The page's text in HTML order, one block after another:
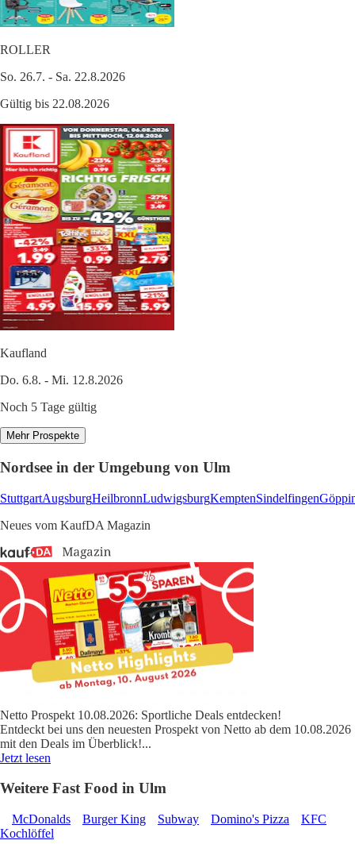
ROLLER
So. 26.7. - Sa. 22.8.2026
Gültig bis 22.08.2026
Kaufland
Do. 6.8. - Mi. 12.8.2026
Noch 5 Tage gültig
Mehr Prospekte
Nordsee in der Umgebung von Ulm
StuttgartAugsburgHeilbronnLudwigsburgKemptenSindelfingen
Neues vom KaufDA Magazin
Netto Prospekt 10.08.2026: Sportliche Deals entdecken!
Entdeckt bei uns den neuesten Prospekt von Netto ab dem 10.08.2026
mit den Deals im Überblick!...
Jetzt lesen
Weitere Fast Food in Ulm
McDonalds Burger King Subway Domino's Pizza
KFC
Kochlöffel